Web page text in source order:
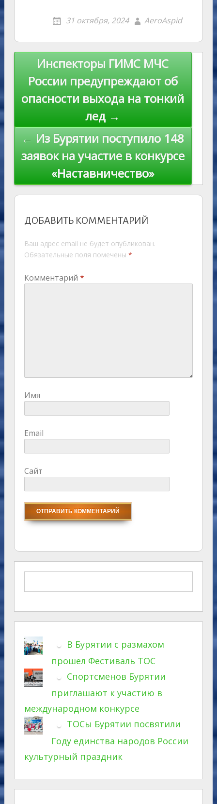
kl
as
s
ni
ki
er u
r
n
al
a
m
A
p
p
e u
er
st
er ai
l
p
y
Li
n
k
31 октября, 2024 AeroAspid
Навигация
Инспекторы ГИМС МЧС
России предупреждают об
опасности выхода на тонкий
лед →
← Из Бурятии поступило 148
заявок на участие в конкурсе
«Наставничество»
ДОБАВИТЬ КОММЕНТАРИЙ
Ваш адрес email не будет опубликован.
Обязательные поля помечены *
Комментарий *
Имя
Email
Сайт
В Бурятии с размахом
прошел Фестиваль ТОС
Спортсменов Бурятии
приглашают к участию в
международном конкурсе
ТОСы Бурятии посвятили
Году единства народов России
культурный праздник